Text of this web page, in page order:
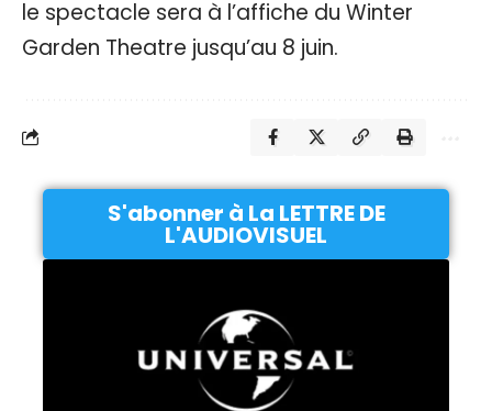
le spectacle sera à l’affiche du Winter
Garden Theatre jusqu’au 8 juin.
S'abonner à La LETTRE DE
L'AUDIOVISUEL